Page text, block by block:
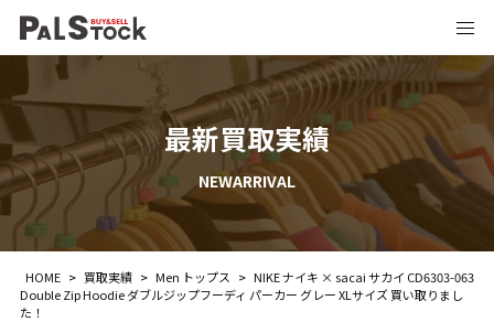
最新買取実績
NEWARRIVAL
HOME > 買取実績 > Men トップス > NIKE ナイキ × sacai サカイ CD6303-063
Double Zip Hoodie ダブルジップフーディ パーカー グレー XLサイズ 買い取りまし
た！